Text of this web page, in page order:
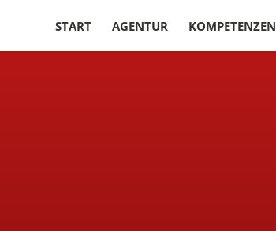
START AGENTUR KOMPETENZEN